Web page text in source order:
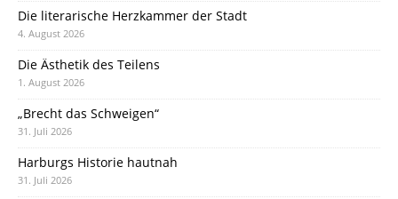
Die literarische Herzkammer der Stadt
4. August 2026
Die Ästhetik des Teilens
1. August 2026
„Brecht das Schweigen“
31. Juli 2026
Harburgs Historie hautnah
31. Juli 2026